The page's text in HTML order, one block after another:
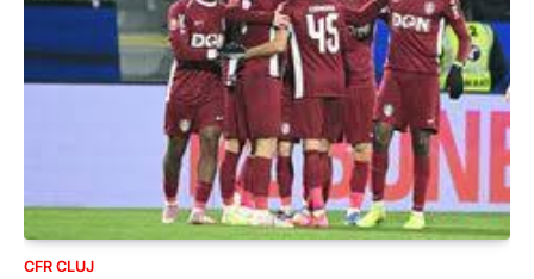
CFR CLUJ